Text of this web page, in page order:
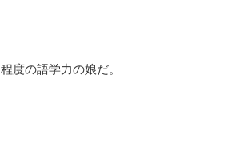
度の語学力の娘だ。